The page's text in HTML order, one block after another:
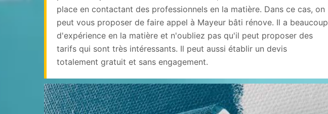
place en contactant des professionnels en la matière. Dans ce cas, on
peut vous proposer de faire appel à Mayeur bâti rénove. Il a beaucoup
d'expérience en la matière et n'oubliez pas qu'il peut proposer des
tarifs qui sont très intéressants. Il peut aussi établir un devis
totalement gratuit et sans engagement.